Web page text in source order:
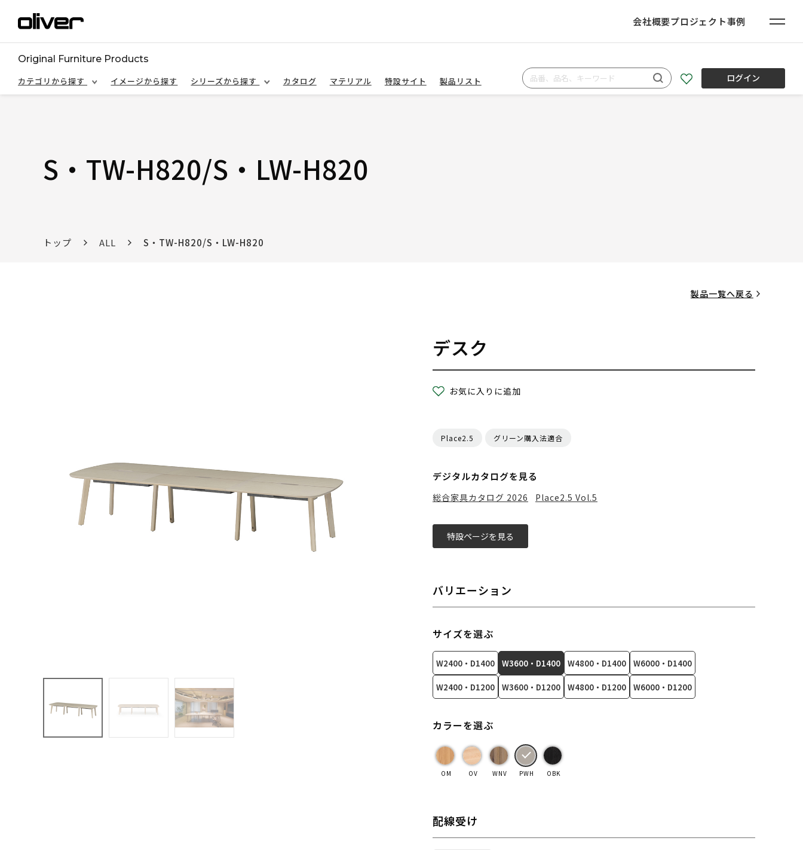
会社概要プロジェクト事例
Original Furniture Products
カテゴリから探す
イメージから探す シリーズから探す カタログ マテリアル 特設サイト 製品リスト ログイン
S・TW-H820/S・LW-H820
トップ ALL S・TW-H820/S・LW-H820
製品一覧へ戻る
デスク
お気に入りに追加
Place2.5 グリーン購入法適合
デジタルカタログを見る
総合家具カタログ 2026 Place2.5 Vol.5
特設ページを見る
バリエーション
サイズを選ぶ
W2400・D1400 W3600・D1400 W4800・D1400 W6000・D1400
W2400・D1200 W3600・D1200 W4800・D1200 W6000・D1200
カラーを選ぶ
OM OV WNV PWH OBK
配線受け